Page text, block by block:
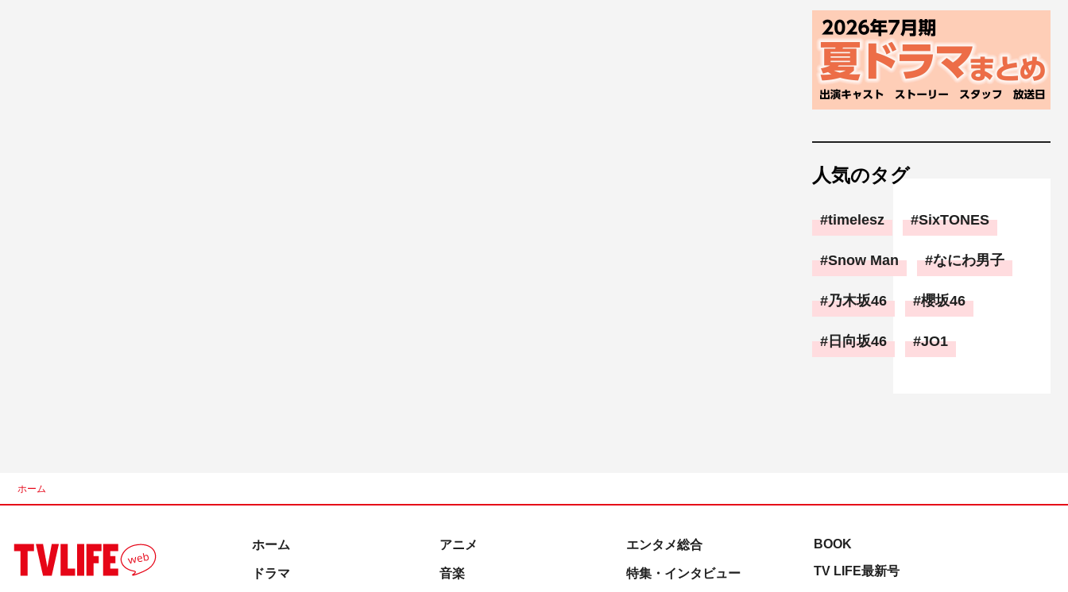
人気のタグ
timelesz SixTONES
Snow Man なにわ男子
乃木坂46 櫻坂46
日向坂46 JO1
ホーム
ホーム
ドラマ
アニメ
音楽
エンタメ総合
特集・インタビュー
BOOK
TV LIFE最新号